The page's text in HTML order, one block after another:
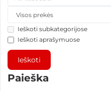
Ieškoti subkategorijose
Ieškoti aprašymuose
Paieška